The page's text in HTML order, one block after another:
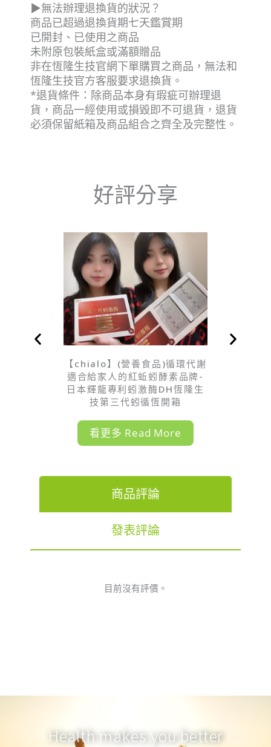
▶無法辦理退換貨的狀況？
商品已超過退換貨期七天鑑賞期
已開封、已使用之商品
未附原包裝紙盒或滿額贈品
非在恆隆生技官網下單購買之商品，無法和
恆隆生技官方客服要求退換貨。
*退貨條件：除商品本身有瑕疵可辦理退
貨，商品一經使用或損毀即不可退貨，退貨
必須保留紙箱及商品組合之齊全及完整性。
好評分享
【chialo】(營養食品)循環代謝
適合給家人的紅蚯蚓酵素品牌-
日本輝龍專利蚓激酶DH恆隆生
技第三代蚓循恆開箱
看更多 Read More
商品評論
發表評論
目前沒有評價。
Health makes you better